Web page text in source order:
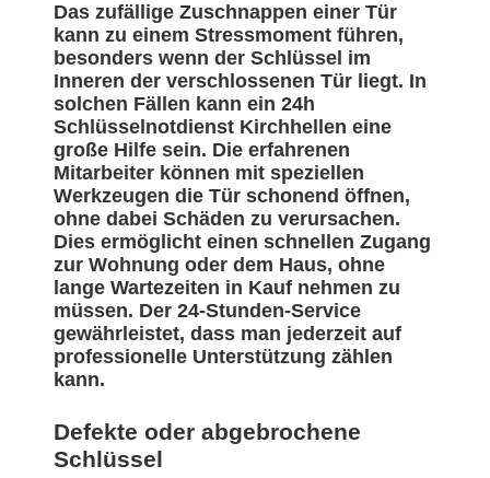
Das zufällige Zuschnappen einer Tür
kann zu einem Stressmoment führen,
besonders wenn der Schlüssel im
Inneren der verschlossenen Tür liegt. In
solchen Fällen kann ein 24h
Schlüsselnotdienst Kirchhellen eine
große Hilfe sein. Die erfahrenen
Mitarbeiter können mit speziellen
Werkzeugen die Tür schonend öffnen,
ohne dabei Schäden zu verursachen.
Dies ermöglicht einen schnellen Zugang
zur Wohnung oder dem Haus, ohne
lange Wartezeiten in Kauf nehmen zu
müssen. Der 24-Stunden-Service
gewährleistet, dass man jederzeit auf
professionelle Unterstützung zählen
kann.
Defekte oder abgebrochene
Schlüssel